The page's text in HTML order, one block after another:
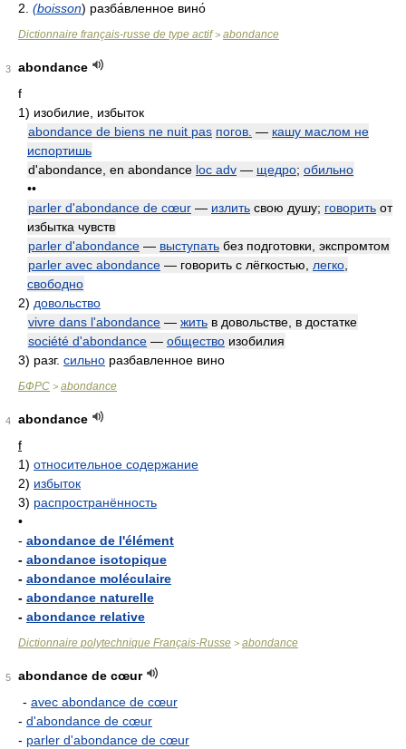
2. (boisson) разба́вленное вино́
Dictionnaire français-russe de type actif> abondance
3
abondance
f
1) изобилие, избыток
abondance de biens ne nuit pas погов. — кашу маслом не
испортишь
d'abondance, en abondance loc adv — щедро; обильно
••
parler d'abondance de cœur — излить свою душу; говорить от
избытка чувств
parler d'abondance — выступать без подготовки, экспромтом
parler avec abondance — говорить с лёгкостью, легко
свободно
2) довольство
vivre dans l'abondance — жить в довольстве, в достатке
société d'abondance — общество изобилия
3) разг. сильно разбавленное вино
БФРС > abondance
4
abondance
f
1) относительное содержание
2) избыток
3) распространённость
•
- abondance de l'élément
- abondance isotopique
- abondance moléculaire
- abondance naturelle
- abondance relative
Dictionnaire polytechnique Français-Russe > abondance
5
abondance de cœur
- avec abondance de cœur
- d'abondance de cœur
- parler d'abondance de cœur